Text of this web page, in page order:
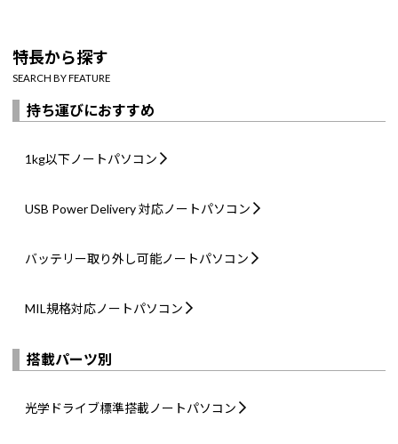
特長から探す
SEARCH BY FEATURE
持ち運びにおすすめ
1kg以下 ノートパソコン
USB Power Delivery 対応ノートパソコン
バッテリー取り外し可能ノートパソコン
MIL規格対応ノートパソコン
搭載パーツ別
光学ドライブ標準搭載ノートパソコン